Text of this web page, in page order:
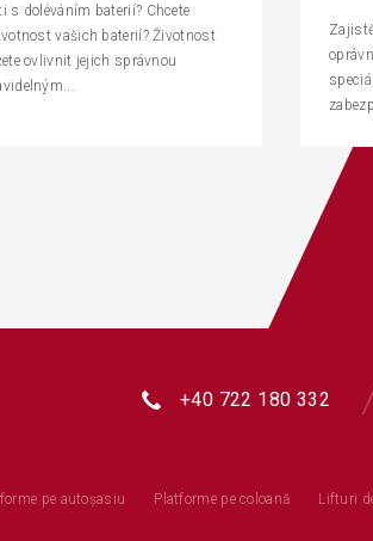
s doléváním baterií? Chcete
vašich baterií? Životnost
ovlivnit jejich správnou
+40 722 180 332
pe autoșasiu Platforme pe coloană Lifturi